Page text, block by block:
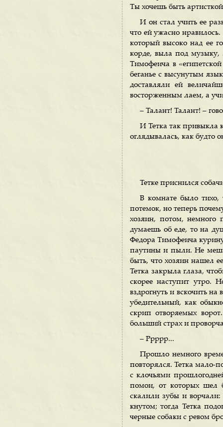
Ты хочешь быть
И он стал учить ее
что ей ужасно
который высоко над ее
корде, выла под музыку,
Тимофеича в
беганье с высунутым
доставляли ей
восторженным лаем, а
– Талант! Талант! –
И Тетка так привыкла
оглядывалась, как будто
Тетке приснился
В комнате было тихо,
потемок, но теперь
хозяин, потом, немного
думаешь об еде, то на
Федора Тимофеича
паутины и пыли. Не
быть, что хозяин нашел
Тетка закрыла глаза,
скорее наступит утро.
вздрогнуть и вскочить
убедительный, как
скрип отворяемых
больший страх и
– Ррррр...
Прошло немного
повторялся. Тетка мало-
с клочьями
помои, от которых шел
скалили зубы и
кнутом; тогда Тетка
черные собаки с ревом